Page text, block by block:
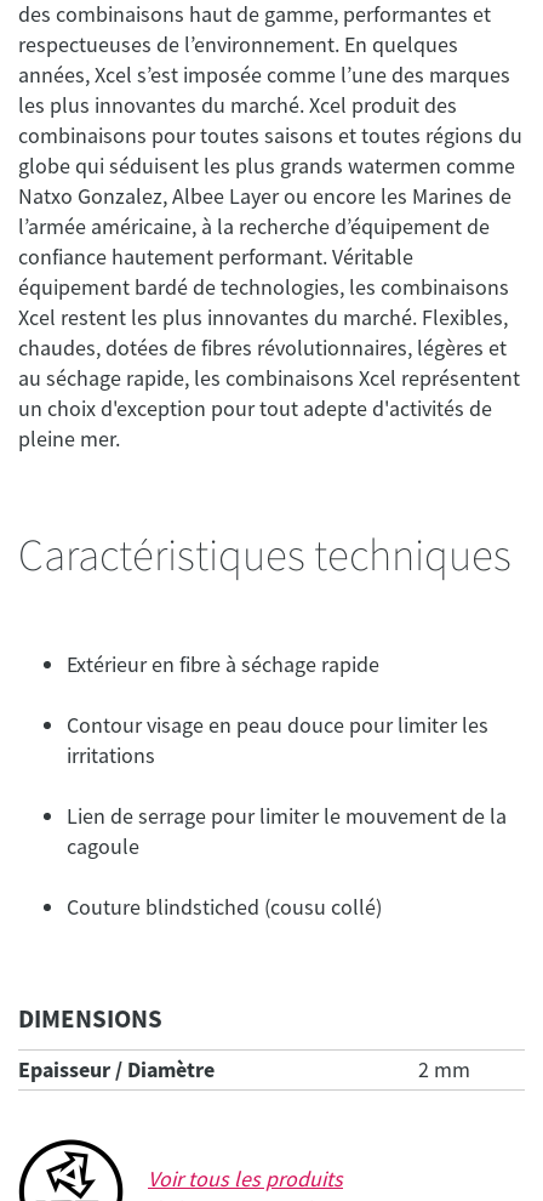
des combinaisons haut de gamme, performantes et
respectueuses de l’environnement. En quelques
années, Xcel s’est imposée comme l’une des marques
les plus innovantes du marché. Xcel produit des
combinaisons pour toutes saisons et toutes régions du
globe qui séduisent les plus grands watermen comme
Natxo Gonzalez, Albee Layer ou encore les Marines de
l’armée américaine, à la recherche d’équipement de
confiance hautement performant. Véritable
équipement bardé de technologies, les combinaisons
Xcel restent les plus innovantes du marché. Flexibles,
chaudes, dotées de fibres révolutionnaires, légères et
au séchage rapide, les combinaisons Xcel représentent
un choix d'exception pour tout adepte d'activités de
pleine mer.
Caractéristiques techniques
Extérieur en fibre à séchage rapide
Contour visage en peau douce pour limiter les
irritations
Lien de serrage pour limiter le mouvement de la
cagoule
Couture blindstiched (cousu collé)
DIMENSIONS
Epaisseur / Diamètre 2 mm
Voir tous les produits